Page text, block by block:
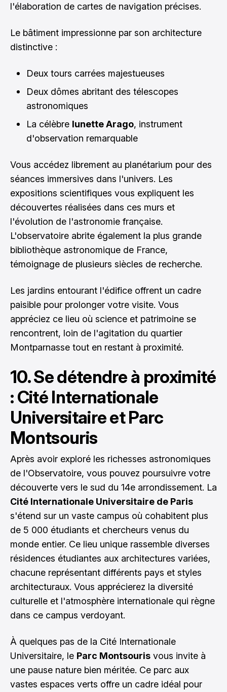
l'élaboration de cartes de navigation précises.
Le bâtiment impressionne par son architecture
distinctive :
Deux tours carrées majestueuses
Deux dômes abritant des télescopes
astronomiques
La célèbre lunette Arago, instrument
d'observation remarquable
Vous accédez librement au planétarium pour des
séances immersives dans l'univers. Les
expositions scientifiques vous expliquent les
découvertes réalisées dans ces murs et
l'évolution de l'astronomie française.
L'observatoire abrite également la plus grande
bibliothèque astronomique de France,
témoignage de plusieurs siècles de recherche.
Les jardins entourant l'édifice offrent un cadre
paisible pour prolonger votre visite. Vous
appréciez ce lieu où science et patrimoine se
rencontrent, loin de l'agitation du quartier
Montparnasse tout en restant à proximité.
10. Se détendre à proximité
: Cité Internationale
Universitaire et Parc
Montsouris
Après avoir exploré les richesses astronomiques
de l'Observatoire, vous pouvez poursuivre votre
découverte vers le sud du 14e arrondissement. La
Cité Internationale Universitaire de Paris
s'étend sur un vaste campus où cohabitent plus
de 5 000 étudiants et chercheurs venus du
monde entier. Ce lieu unique rassemble diverses
résidences étudiantes aux architectures variées,
chacune représentant différents pays et styles
architecturaux. Vous apprécierez la diversité
culturelle et l'atmosphère internationale qui règne
dans ce campus verdoyant.
À quelques pas de la Cité Internationale
Universitaire, le Parc Montsouris vous invite à
une pause nature bien méritée. Ce parc aux
vastes espaces verts offre un cadre idéal pour